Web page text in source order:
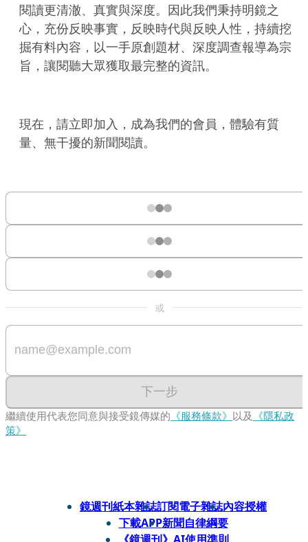
閱讀更清澈、真實與深度。因此我們秉持明鏡之
心，充份反映事實，反映時代與反映人性，持續挖
掘有料內容，以一手原創題材、深度調查報導為宗
旨，讓閱聽大眾獲取最完整的資訊。
現在，請立即加入，成為我們的會員，體驗有質
量、無干擾的新聞閱讀。
或
下一步
繼續使用代表您同意與接受鏡傳媒的 《服務條款》 以及 《隱私政
策》
鏡週刊紙本雜誌訂閱電子雜誌內容授權
下載APP新聞自律綱要